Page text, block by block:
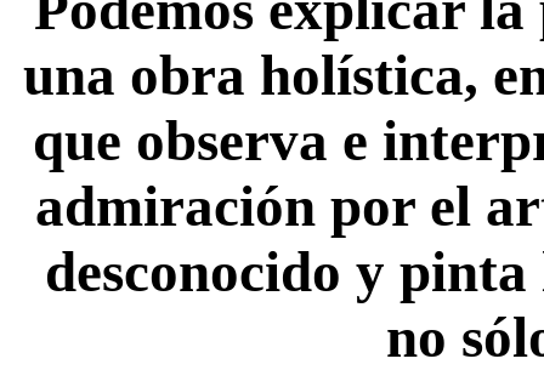
una obra holística,
que observa e
admiración por el
desconocido y
no